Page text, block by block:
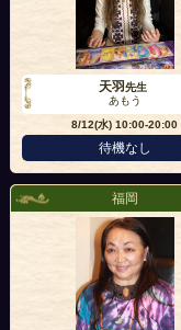
天羽先生
あもう
8/12(水)10:00-20:00
待機なし
福岡